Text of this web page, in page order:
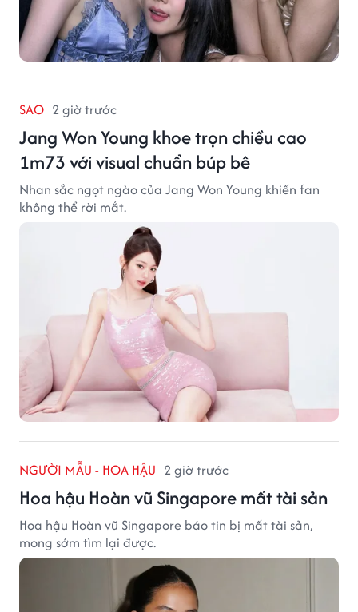
SAO 2 giờ trước
Jang Won Young khoe trọn chiều cao
1m73 với visual chuẩn búp bê
Nhan sắc ngọt ngào của Jang Won Young khiến fan
không thể rời mắt.
NGƯỜI MẪU - HOA HẬU 2 giờ trước
Hoa hậu Hoàn vũ Singapore mất tài sản
Hoa hậu Hoàn vũ Singapore báo tin bị mất tài sản,
mong sớm tìm lại được.